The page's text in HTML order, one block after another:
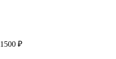
1500 ₽